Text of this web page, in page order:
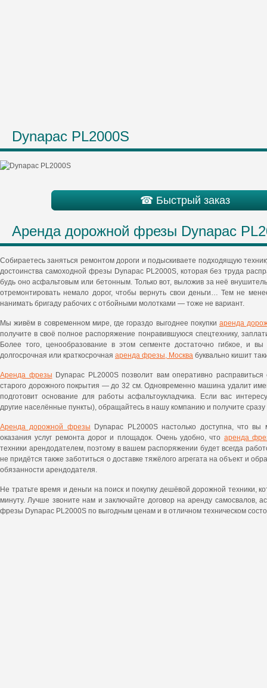
Dynapac PL2000S
☎ Быстрый заказ
Аренда дорожной фрезы Dynapac
Собираетесь заняться ремонтом дороги и подыскиваете подходящую
достоинства самоходной фрезы Dynapac PL2000S, которая без труда
будь оно асфальтовым или бетонным. Только вот, выложив за неё
отремонтировать немало дорог, чтобы вернуть свои деньги… Тем не
нанимать бригаду рабочих с отбойными молотками — тоже не вариант.
Мы живём в современном мире, где гораздо выгоднее покупки аренда
получите в своё полное распоряжение понравившуюся спецтехнику,
Более того, ценообразование в этом сегменте достаточно гибкое, и
долгосрочная или краткосрочная аренда фрезы, Москва буквально кишит
Аренда фрезы Dynapac PL2000S позволит вам оперативно
старого дорожного покрытия — до 32 см. Одновременно машина удалит
подготовит основание для работы асфальтоукладчика. Если вас
другие населённые пункты), обращайтесь в нашу компанию и получите
Аренда дорожной фрезы Dynapac PL2000S настолько доступна, что вы
оказания услуг ремонта дорог и площадок. Очень удобно, что аренда
техники арендодателем, поэтому в вашем распоряжении будет всегда
не придётся также заботиться о доставке тяжёлого агрегата на объект и
обязанности арендодателя.
Не тратьте время и деньги на поиск и покупку дешёвой дорожной техники,
минуту. Лучше звоните нам и заключайте договор на аренду самосвалов,
фрезы Dynapac PL2000S по выгодным ценам и в отличном техническом